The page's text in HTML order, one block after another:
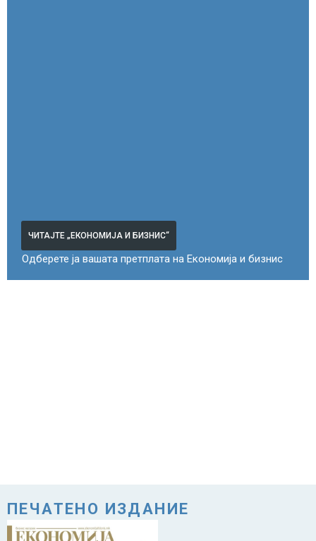
ЧИТАЈТЕ „ЕКОНОМИЈА И БИЗНИС“
Одберете ја вашата претплата на Економија и бизнис
ПЕЧАТЕНО ИЗДАНИЕ